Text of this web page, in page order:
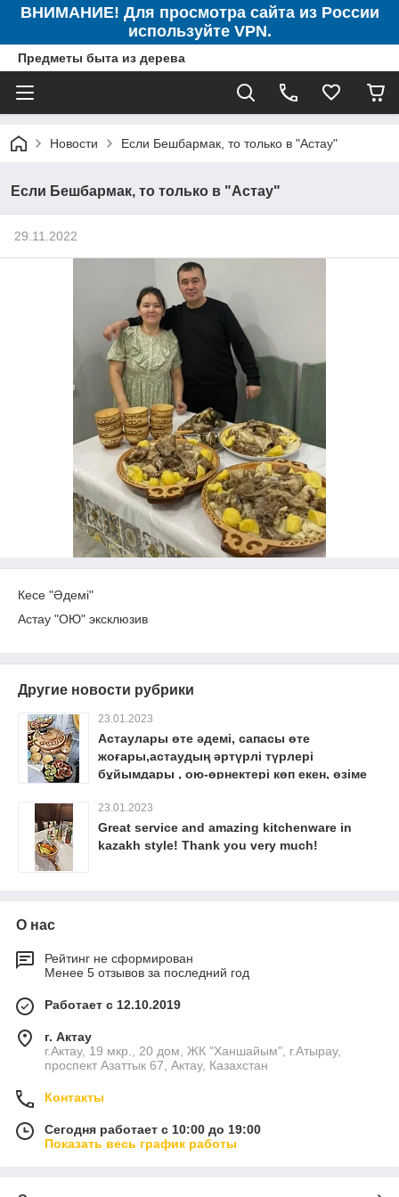
ВНИМАНИЕ! Для просмотра сайта из России
используйте VPN.
Предметы быта из дерева
Новости Если Бешбармак, то только в "Астау"
Если Бешбармак, то только в "Астау"
29.11.2022
Кесе "Әдемі"
Астау "ОЮ" эксклюзив
Другие новости рубрики
23.01.2023
Астаулары өте әдемі, сапасы өте
жоғары,астаудың әртүрлі түрлері
бұйымдары , ою-өрнектері көп екен, өзіме
түсіндірген сатушыларга шексіз алғысымды
білдіремін.
23.01.2023
Great service and amazing kitchenware in
kazakh style! Thank you very much!
О нас
Рейтинг не сформирован
Менее 5 отзывов за последний год
Работает с 12.10.2019
г. Актау
г.Актау, 19 мкр., 20 дом, ЖК "Ханшайым", г.Атырау,
проспект Азаттык 67, Актау, Казахстан
Контакты
Сегодня работает с 10:00 до 19:00
Показать весь график работы